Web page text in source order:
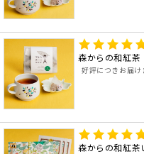
森からの和紅
好評につきお届
森からの和紅茶